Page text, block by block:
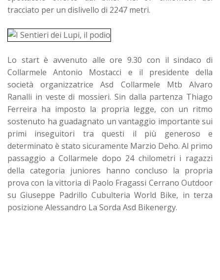
tracciato per un dislivello di 2247 metri.
Lo start è avvenuto alle ore 9.30 con il sindaco di
Collarmele Antonio Mostacci e il presidente della
società organizzatrice Asd Collarmele Mtb Alvaro
Ranalli in veste di mossieri. Sin dalla partenza Thiago
Ferreira ha imposto la propria legge, con un ritmo
sostenuto ha guadagnato un vantaggio importante sui
primi inseguitori tra questi il più generoso e
determinato è stato sicuramente Marzio Deho. Al primo
passaggio a Collarmele dopo 24 chilometri i ragazzi
della categoria juniores hanno concluso la propria
prova con la vittoria di Paolo Fragassi Cerrano Outdoor
su Giuseppe Padrillo Cubulteria World Bike, in terza
posizione Alessandro La Sorda Asd Bikenergy.